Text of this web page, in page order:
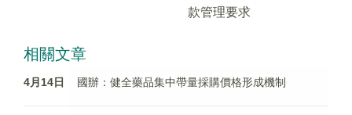
款管理要求
相關文章
4月14日 國辦：健全藥品集中帶量採購價格形成機制